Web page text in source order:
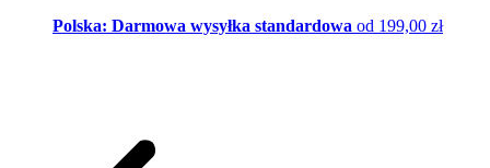
Polska: Darmowa wysyłka standardowa od 199,00 zł